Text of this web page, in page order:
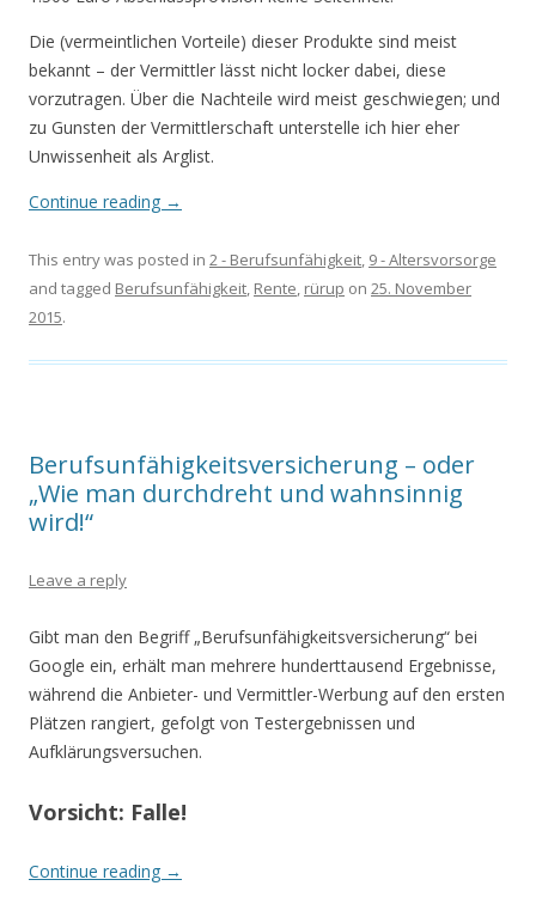
Die (vermeintlichen Vorteile) dieser Produkte sind meist
bekannt – der Vermittler lässt nicht locker dabei, diese
vorzutragen. Über die Nachteile wird meist geschwiegen; und
zu Gunsten der Vermittlerschaft unterstelle ich hier eher
Unwissenheit als Arglist.
Continue reading →
This entry was posted in 2 - Berufsunfähigkeit, 9 - Altersvorsorge
and tagged Berufsunfähigkeit, Rente, rürup on 25. November
2015.
Berufsunfähigkeitsversicherung – oder
„Wie man durchdreht und wahnsinnig
wird!“
Leave a reply
Gibt man den Begriff „Berufsunfähigkeitsversicherung“ bei
Google ein, erhält man mehrere hunderttausend Ergebnisse,
während die Anbieter- und Vermittler-Werbung auf den ersten
Plätzen rangiert, gefolgt von Testergebnissen und
Aufklärungsversuchen.
Vorsicht: Falle!
Continue reading →